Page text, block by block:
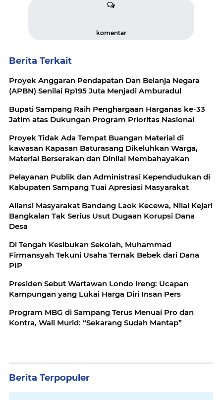
komentar
Berita Terkait
Proyek Anggaran Pendapatan Dan Belanja Negara
(APBN) Senilai Rp195 Juta Menjadi Amburadul
Bupati Sampang Raih Penghargaan Harganas ke-33
Jatim atas Dukungan Program Prioritas Nasional
Proyek Tidak Ada Tempat Buangan Material di
kawasan Kapasan Baturasang Dikeluhkan Warga,
Material Berserakan dan Dinilai Membahayakan
Pelayanan Publik dan Administrasi Kependudukan di
Kabupaten Sampang Tuai Apresiasi Masyarakat
Aliansi Masyarakat Bandang Laok Kecewa, Nilai Kejari
Bangkalan Tak Serius Usut Dugaan Korupsi Dana
Desa
Di Tengah Kesibukan Sekolah, Muhammad
Firmansyah Tekuni Usaha Ternak Bebek dari Dana
PIP
Presiden Sebut Wartawan Londo Ireng: Ucapan
Kampungan yang Lukai Harga Diri Insan Pers
Program MBG di Sampang Terus Menuai Pro dan
Kontra, Wali Murid: “Sekarang Sudah Mantap”
Berita Terpopuler